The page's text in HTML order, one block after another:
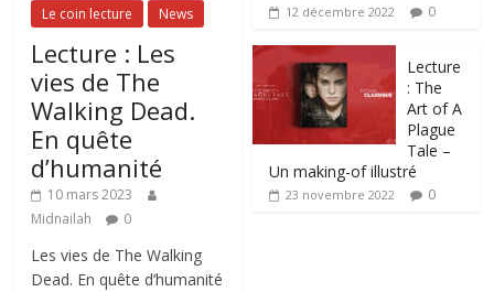
Le coin lecture News
Lecture : Les
vies de The
Walking Dead.
En quête
d’humanité
10 mars 2023
Midnailah
0
Les vies de The Walking
Dead. En quête d’humanité
12 décembre 2022 0
Lecture
: The
Art of A
Plague
Tale –
Un making-of illustré
23 novembre 2022 0